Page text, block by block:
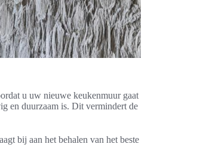
u uw nieuwe keukenmuur gaat
en duurzaam is. Dit vermindert de
bij aan het behalen van het beste